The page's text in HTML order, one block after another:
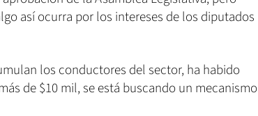
así ocurra por los intereses de los diputados
los conductores del sector, ha habido
de $10 mil, se está buscando un mecanismo